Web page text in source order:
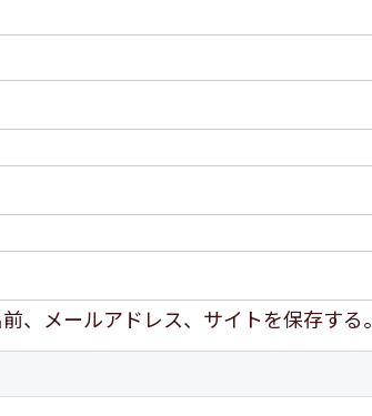
、メールアドレス、サイトを保存する。